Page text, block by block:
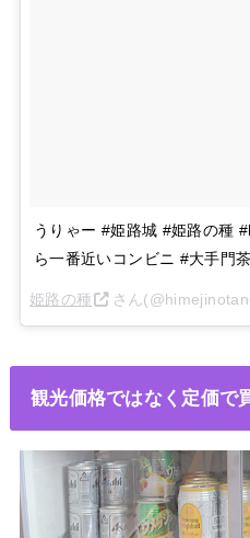
うりゃー #姫路城 #姫路の種
ら一番近いコンビニ #大手門
姫路の種 さん
観光価格ではなく定価で